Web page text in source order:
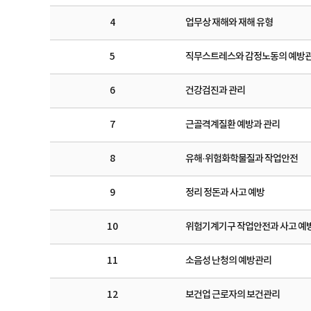
4 업무상 재해와 재해 유형
5 직무스트레스와 감정노동의 예방
6 건강검진과 관리
7 근골격계질환 예방과 관리
8 유해·위험화학물질과 작업안전
9 정리 정돈과 사고 예방
10 위험기계기구 작업안전과 사고 예
11 소음성 난청의 예방관리
12 보건업 근로자의 보건관리